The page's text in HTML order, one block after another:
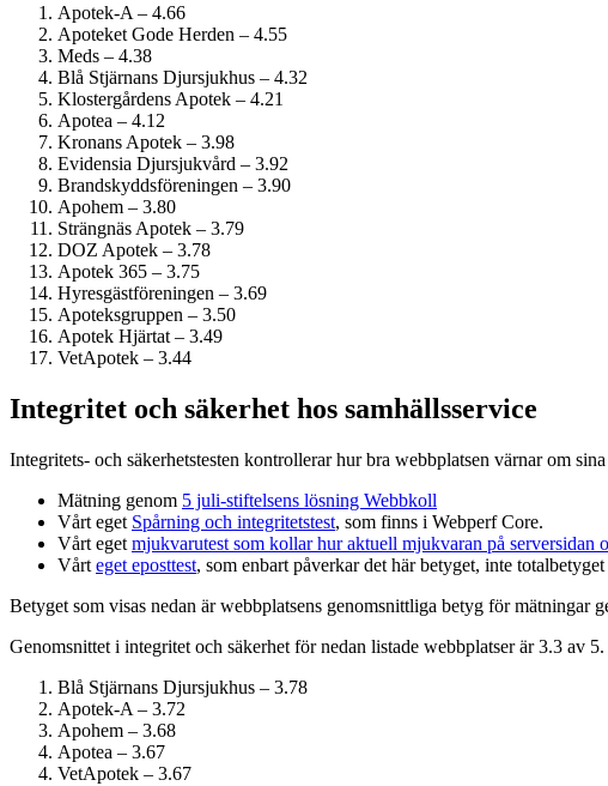
Apotek-A – 4.66
Apoteket Gode Herden – 4.55
Meds – 4.38
Blå Stjärnans Djursjukhus – 4.32
Klostergårdens Apotek – 4.21
Apotea – 4.12
Kronans Apotek – 3.98
Evidensia Djursjukvård – 3.92
Brandskyddsföreningen – 3.90
Apohem – 3.80
Strängnäs Apotek – 3.79
DOZ Apotek – 3.78
Apotek 365 – 3.75
Hyresgästföreningen – 3.69
Apoteksgruppen – 3.50
Apotek Hjärtat – 3.49
VetApotek – 3.44
Integritet och säkerhet hos samhälls­service
Integritets- och säkerhetstesten kontrollerar hur bra webbplatsen värnar om
Mätning genom 5 juli-stiftelsens lösning Webbkoll
Vårt eget Spårning och integritetstest, som finns i Webperf Core.
Vårt eget mjukvarutest som kollar hur aktuell mjukvaran på serversidan
Vårt eget eposttest, som enbart påverkar det här betyget, inte
Betyget som visas nedan är webbplatsens genomsnittliga betyg för mätningar
Genomsnittet i integritet och säkerhet för nedan listade webbplatser är 3.3 av 5.
Blå Stjärnans Djursjukhus – 3.78
Apotek-A – 3.72
Apohem – 3.68
Apotea – 3.67
VetApotek – 3.67